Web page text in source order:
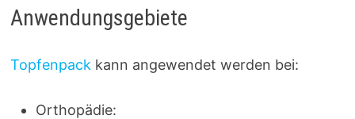
Anwendungsgebiete
Topfenpack kann angewendet werden bei:
Orthopädie: